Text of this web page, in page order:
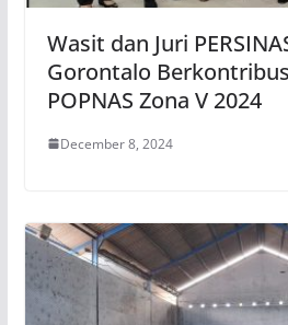
Wasit dan Juri
Gorontalo
POPNAS Zona V 2024
December 8, 2024